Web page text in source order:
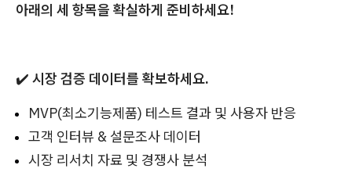
아래의 세 항목을 확실하게 준비하세요!
✔️ 시장 검증 데이터를 확보하세요.
MVP(최소기능제품) 테스트 결과 및 사용자 반응
고객 인터뷰 & 설문조사 데이터
시장 리서치 자료 및 경쟁사 분석